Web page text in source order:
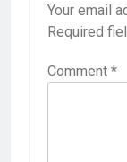
Your email
Required
Comment *